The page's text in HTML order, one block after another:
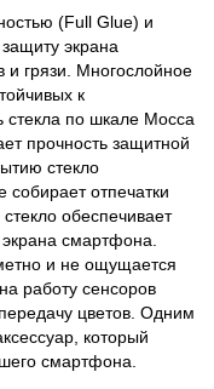
(Full Glue) и
экрана
и грязи. Многослойное
к
стекла по шкале Мосса
прочность защитной
стекло
собирает отпечатки
обеспечивает
смартфона.
и не ощущается
работу сенсоров
цветов. Одним
который
смартфона.